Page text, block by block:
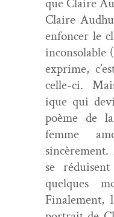
que Claire
Claire
enfon­cer le
incon­solable
exprime,
celle-ci.
ique qui
poème de
femme
se
quelques
Finale­ment,